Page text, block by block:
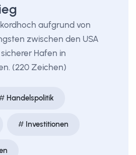
aufgrund von
zwischen den USA
Hafen in
(220 Zeichen)
Handelspolitik
Investitionen